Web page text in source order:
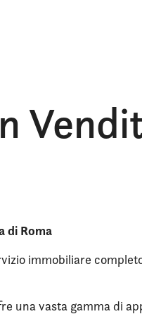
di Roma
immobiliare
una vasta gamma di